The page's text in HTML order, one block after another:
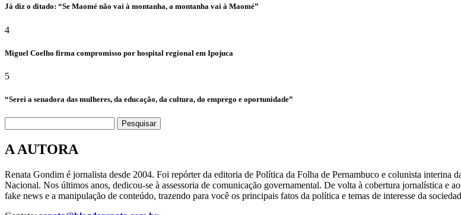
Já diz o ditado: “Se Maomé não vai à montanha, a montanha vai à Maomé”
4
Miguel Coelho firma compromisso por hospital regional em Ipojuca
5
“Serei a senadora das mulheres, da educação, da cultura, do emprego e oportunidade”
Pesquisar
A AUTORA
Renata Gondim é jornalista desde 2004. Foi repórter da editoria de Política da Folha de Pernambuco e colunista
Nacional. Nos últimos anos, dedicou-se à assessoria de comunicação governamental. De volta à cobertura jornalística e
fake news e a manipulação de conteúdo, trazendo para você os principais fatos da política e temas de interesse da